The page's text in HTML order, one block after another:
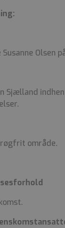
Olsen
Sjælland
område.